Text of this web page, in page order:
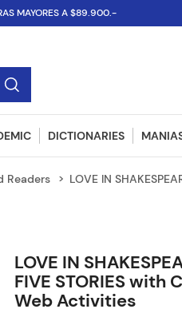
MAYORES A $89.900.-
DICTIONARIES
Readers LOVE IN
LOVE IN
FIVE STORIES with
Web Activities